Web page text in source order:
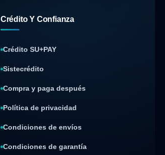
Crédito Y Confianza
Crédito SU+PAY
Sistecrédito
Compra y paga después
Política de privacidad
Condiciones de envíos
Condiciones de garantía